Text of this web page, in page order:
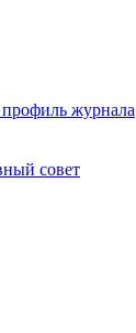
журнала
совет